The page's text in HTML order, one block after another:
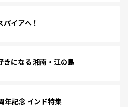
パイアへ！
きになる 湘南・江の島
年記念 インド特集